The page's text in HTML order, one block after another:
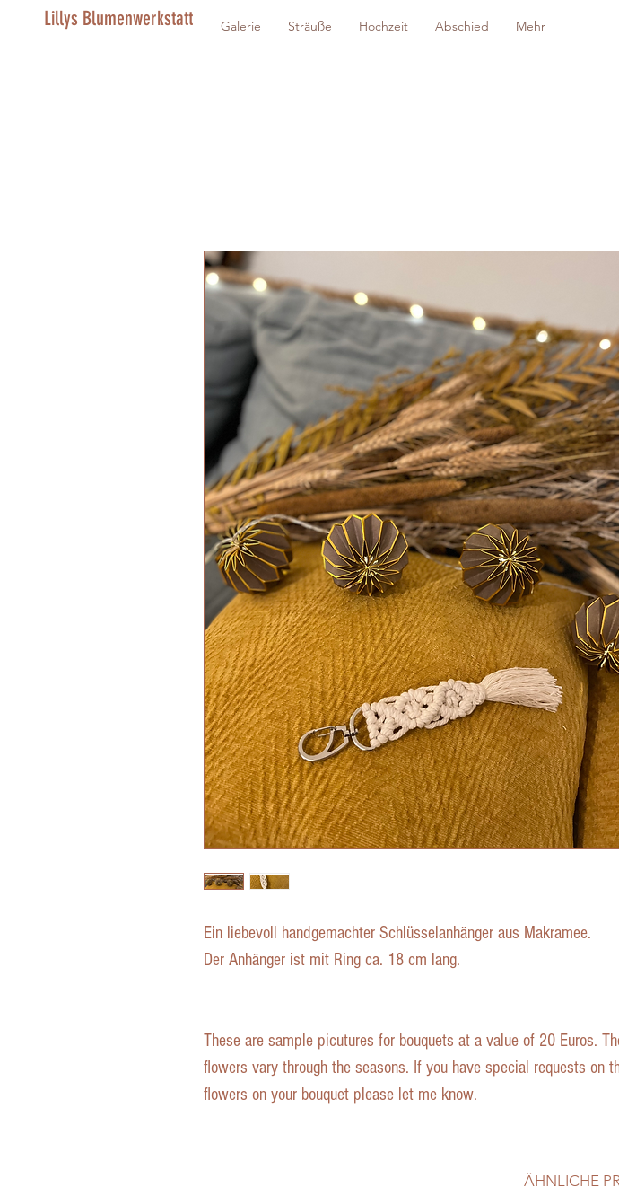
Lillys Blumenwerkstatt Galerie Sträuße Hochzeit Abschied Mehr
Ein liebevoll handgemachter Schlüsselanhänger aus Makramee.
Der Anhänger ist mit Ring ca. 18 cm lang.
These are sample picutures for bouquets at a value of 20 Euros.
flowers vary through the seasons. If you have special requests on
flowers on your bouquet please let me know.
ÄHNLICHE